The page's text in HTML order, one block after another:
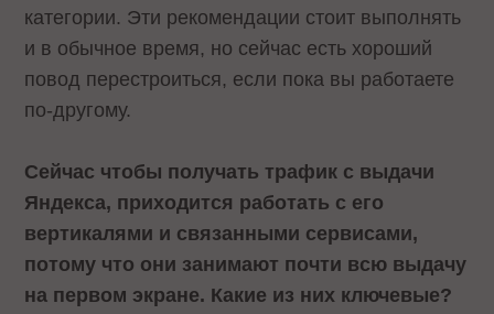
категории. Эти рекомендации стоит выполнять
и в обычное время, но сейчас есть хороший
повод перестроиться, если пока вы работаете
по-другому.
Сейчас чтобы получать трафик с выдачи
Яндекса, приходится работать с его
вертикалями и связанными сервисами,
потому что они занимают почти всю выдачу
на первом экране. Какие из них ключевые?